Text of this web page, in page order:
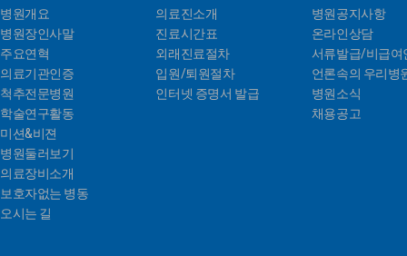
병원개요
병원장인사말
주요연혁
의료기관인증
척추전문병원
학술연구활동
미션&비젼
병원둘러보기
의료장비소개
보호자없는 병동
오시는 길
의료진소개
진료시간표
외래진료절차
입원/퇴원절차
인터넷 증명서 발급
병원공지사항
온라인상담
서류발급/비급여
언론속의 우리병
병원소식
채용공고